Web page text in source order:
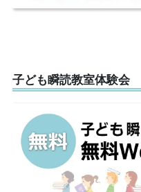
子ども瞬読教室体験会